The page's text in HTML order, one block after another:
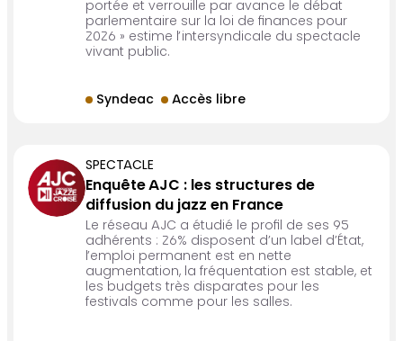
portée et verrouille par avance le débat
parlementaire sur la loi de finances pour
2026 » estime l’intersyndicale du spectacle
vivant public.
Syndeac Accès libre
SPECTACLE
Enquête AJC : les structures de
diffusion du jazz en France
Le réseau AJC a étudié le profil de ses 95
adhérents : 26% disposent d’un label d’État,
l’emploi permanent est en nette
augmentation, la fréquentation est stable, et
les budgets très disparates pour les
festivals comme pour les salles.